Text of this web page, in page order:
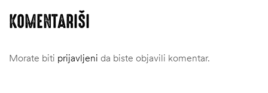
KOMENTARIŠI
Morate biti prijavljeni da biste objavili komentar.